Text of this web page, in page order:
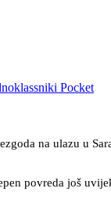
Pocket
na ulazu u
povreda još